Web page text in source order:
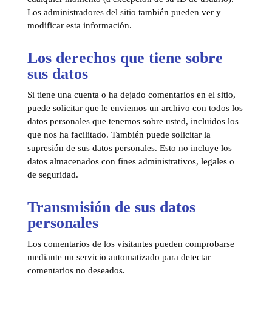
Los administradores del sitio también pueden ver y
modificar esta información.
Los derechos que tiene sobre
sus datos
Si tiene una cuenta o ha dejado comentarios en el sitio,
puede solicitar que le enviemos un archivo con todos los
datos personales que tenemos sobre usted, incluidos los
que nos ha facilitado. También puede solicitar la
supresión de sus datos personales. Esto no incluye los
datos almacenados con fines administrativos, legales o
de seguridad.
Transmisión de sus datos
personales
Los comentarios de los visitantes pueden comprobarse
mediante un servicio automatizado para detectar
comentarios no deseados.